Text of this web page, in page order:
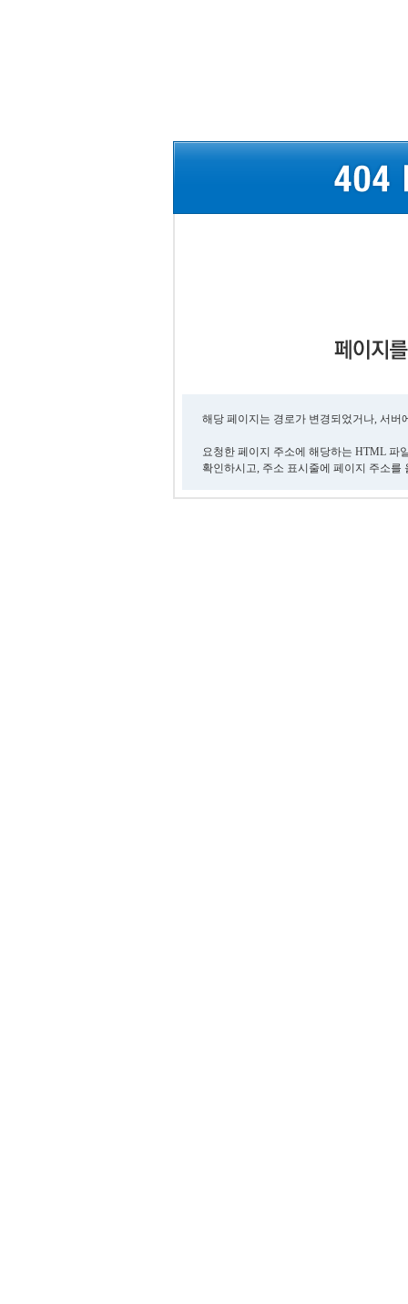
해당 페이지는 경로가 변경되었거나, 서
요청한 페이지 주소에 해당하는 HTML 파
확인하시고, 주소 표시줄에 페이지 주소